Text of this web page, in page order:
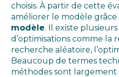
choisis. À partir de cette
améliorer le modèle grâce
modèle. Il existe
d’optimisations comme la
recherche aléatoire,
Beaucoup de termes
méthodes sont largement